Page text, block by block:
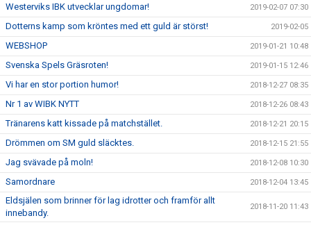
Westerviks IBK utvecklar ungdomar! 2019-02-07 07:30
Dotterns kamp som kröntes med ett guld är störst! 2019-02-05
WEBSHOP 2019-01-21 10:48
Svenska Spels Gräsroten! 2019-01-15 12:46
Vi har en stor portion humor! 2018-12-27 08:35
Nr 1 av WIBK NYTT 2018-12-26 08:43
Tränarens katt kissade på matchstället. 2018-12-21 20:15
Drömmen om SM guld släcktes. 2018-12-15 21:55
Jag svävade på moln! 2018-12-08 10:30
Samordnare 2018-12-04 13:45
Eldsjälen som brinner för lag idrotter och framför allt
innebandy.
2018-11-20 11:43